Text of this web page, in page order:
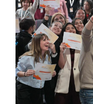
CAPACITACIONES
CONTACTANOS
CAMPUS VIRTUAL
CEPS